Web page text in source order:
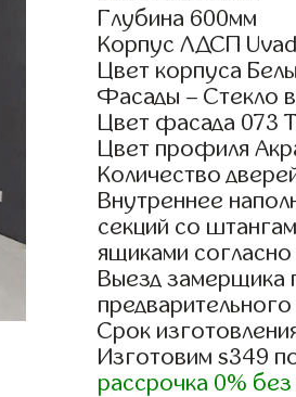
Глубина 600мм
Корпус ЛДСП
Цвет корпуса
Фасады – Стекло в
Цвет фасада 073
Цвет профиля
Количество
Внутреннее
секций со
ящиками согласно
Выезд замерщика
Срок
Изготовим s349
рассрочка 0%